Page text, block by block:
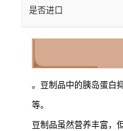
是否进口
。豆制品中的胰岛蛋白
等。
豆制品虽然营养丰富，